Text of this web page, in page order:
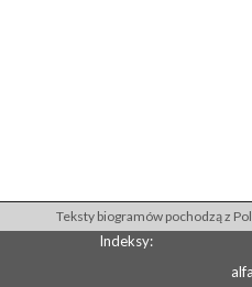
Teksty biogramów pochodzą z
Indeksy: